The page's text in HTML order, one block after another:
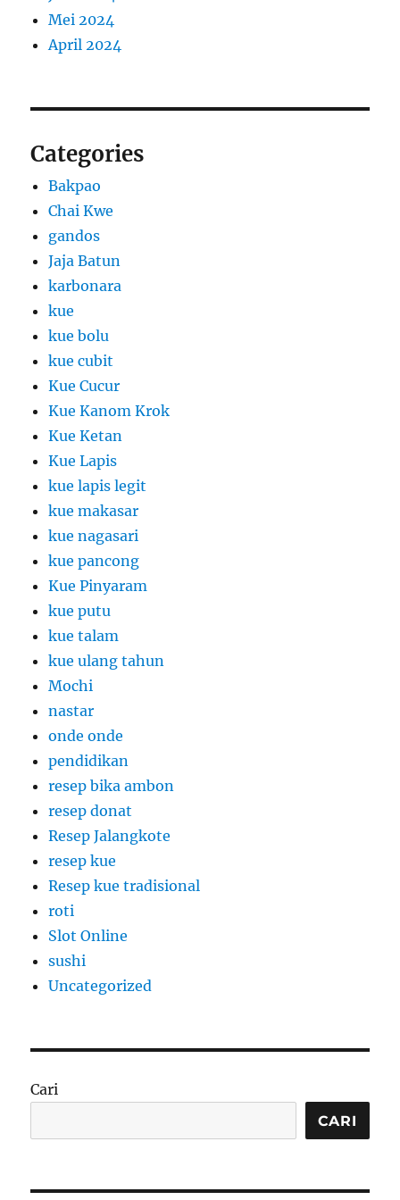
Mei 2024
April 2024
Categories
Bakpao
Chai Kwe
gandos
Jaja Batun
karbonara
kue
kue bolu
kue cubit
Kue Cucur
Kue Kanom Krok
Kue Ketan
Kue Lapis
kue lapis legit
kue makasar
kue nagasari
kue pancong
Kue Pinyaram
kue putu
kue talam
kue ulang tahun
Mochi
nastar
onde onde
pendidikan
resep bika ambon
resep donat
Resep Jalangkote
resep kue
Resep kue tradisional
roti
Slot Online
sushi
Uncategorized
Cari
CARI